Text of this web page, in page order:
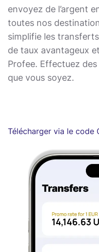
envoyez de l’argent
toutes nos
simplifie les
de taux avantageux
Profee. Effectuez
que vous soyez.
Télécharger via le code